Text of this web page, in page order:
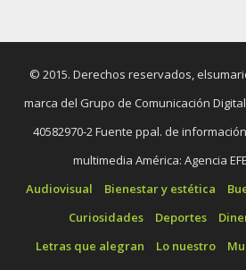
© 2015. Derechos reservados,
marca del Grupo de Comunicación Digital
40582970-2 Fuente ppal. de
multimedia América: Agencia
Audiovisual
Bienestar y estética
Curiosidades
Deportes
Letras que alegran
Lo nuestro